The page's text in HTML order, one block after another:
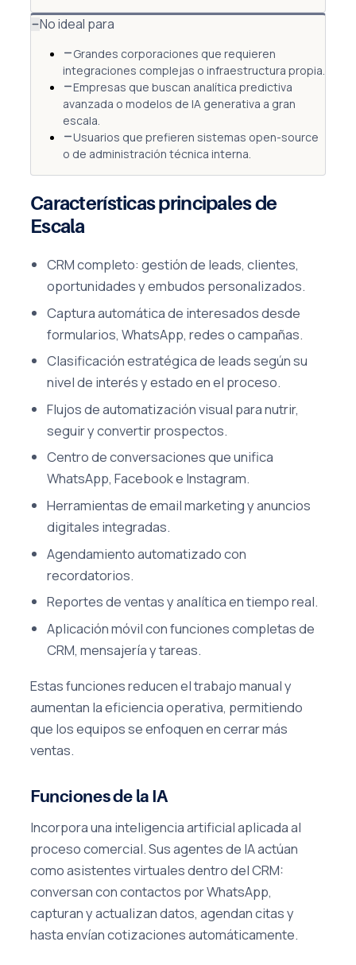
No ideal para
Grandes corporaciones que requieren
integraciones complejas o infraestructura propia.
Empresas que buscan analítica predictiva
avanzada o modelos de IA generativa a gran
escala.
Usuarios que prefieren sistemas open-source
o de administración técnica interna.
Características principales de
Escala
CRM completo: gestión de leads, clientes,
oportunidades y embudos personalizados.
Captura automática de interesados desde
formularios, WhatsApp, redes o campañas.
Clasificación estratégica de leads según su
nivel de interés y estado en el proceso.
Flujos de automatización visual para nutrir,
seguir y convertir prospectos.
Centro de conversaciones que unifica
WhatsApp, Facebook e Instagram.
Herramientas de email marketing y anuncios
digitales integradas.
Agendamiento automatizado con
recordatorios.
Reportes de ventas y analítica en tiempo real.
Aplicación móvil con funciones completas de
CRM, mensajería y tareas.
Estas funciones reducen el trabajo manual y
aumentan la eficiencia operativa, permitiendo
que los equipos se enfoquen en cerrar más
ventas.
Funciones de la IA
Incorpora una inteligencia artificial aplicada al
proceso comercial. Sus agentes de IA actúan
como asistentes virtuales dentro del CRM:
conversan con contactos por WhatsApp,
capturan y actualizan datos, agendan citas y
hasta envían cotizaciones automáticamente.